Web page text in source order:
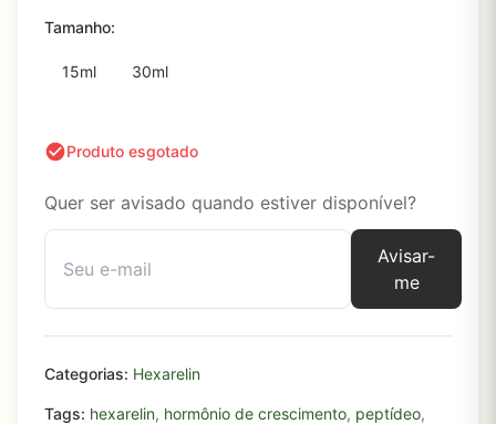
Tamanho:
15ml 30ml
Produto esgotado
Quer ser avisado quando estiver disponível?
Avisar-
me
Categorias: Hexarelin
Tags: hexarelin, hormônio de crescimento, peptídeo,